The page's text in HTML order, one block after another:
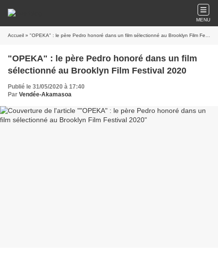
MENU
Accueil » "OPEKA" : le père Pedro honoré dans un film sélectionné au Brooklyn Film Festival 2020
"OPEKA" : le père Pedro honoré dans un film
sélectionné au Brooklyn Film Festival 2020
Publié le 31/05/2020 à 17:40
Par Vendée-Akamasoa